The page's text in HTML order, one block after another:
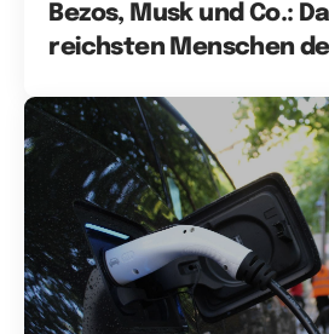
Bezos, Musk und Co.:
reichsten Menschen